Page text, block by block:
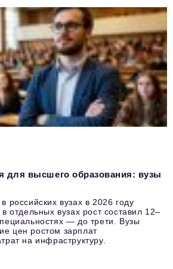
для высшего образования: вузы
российских вузах в 2026 году
отдельных вузах рост составил 12–
— до трети. Вузы
цен ростом зарплат
на инфраструктуру.